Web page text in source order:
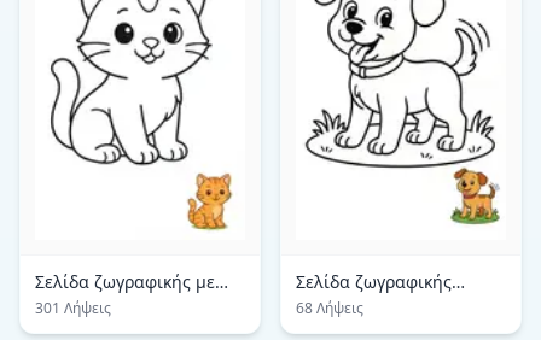
Σελίδα ζωγραφικής με
χαριτωμένο γατάκι
301 Λήψεις
Σελίδα ζωγραφικής
παιχνιδιάρικου
κουταβιού
68 Λήψεις